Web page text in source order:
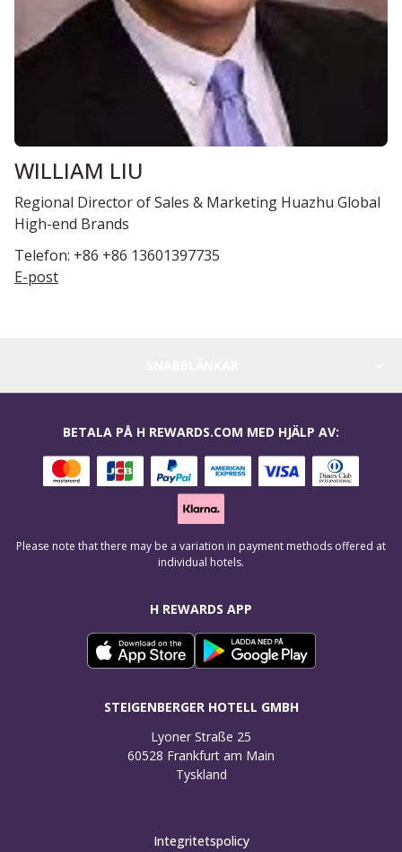
WILLIAM LIU
Regional Director of Sales & Marketing Huazhu Global
High-end Brands
Telefon: +86 +86 13601397735
E-post
H REWARDS APP
STEIGENBERGER HOTELL GMBH
Lyoner Straße 25
60528 Frankfurt am Main
Tyskland
BETALA PÅ H REWARDS.COM MED HJÄLP AV:
Please note that there may be a variation in payment methods offered at
individual hotels.
Integritetspolicy